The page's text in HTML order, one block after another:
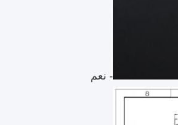
- نعم